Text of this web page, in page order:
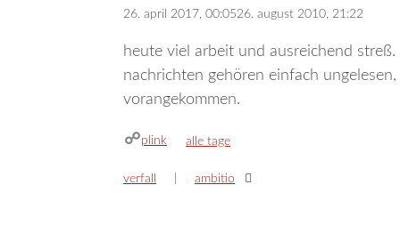
26. april 2017, 00:0526. august 2010, 21:22
heute viel arbeit und ausreichend
nachrichten gehören einfach
vorangekommen.
plink kategorien
alle tage
verfall ambitio